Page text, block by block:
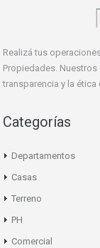
Realizá tus
Propiedades.
transparencia y la
Categorías
Departamentos
Casas
Terreno
PH
Comercial